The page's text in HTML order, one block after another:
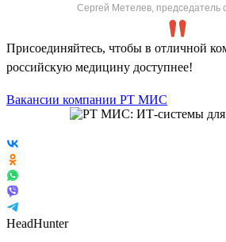
Сергей Метелев, председатель
Присоединяйтесь, чтобы в отличной
российскую медицину доступнее!
Вакансии компании РТ МИС
HeadHunter